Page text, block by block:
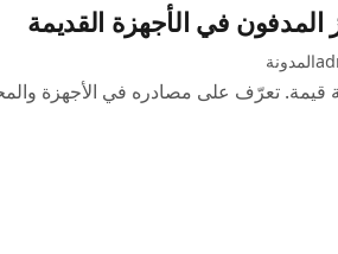
في الأجهزة القديمة
المدونة
قيمة. تعرّف على مصادره في الأجهزة